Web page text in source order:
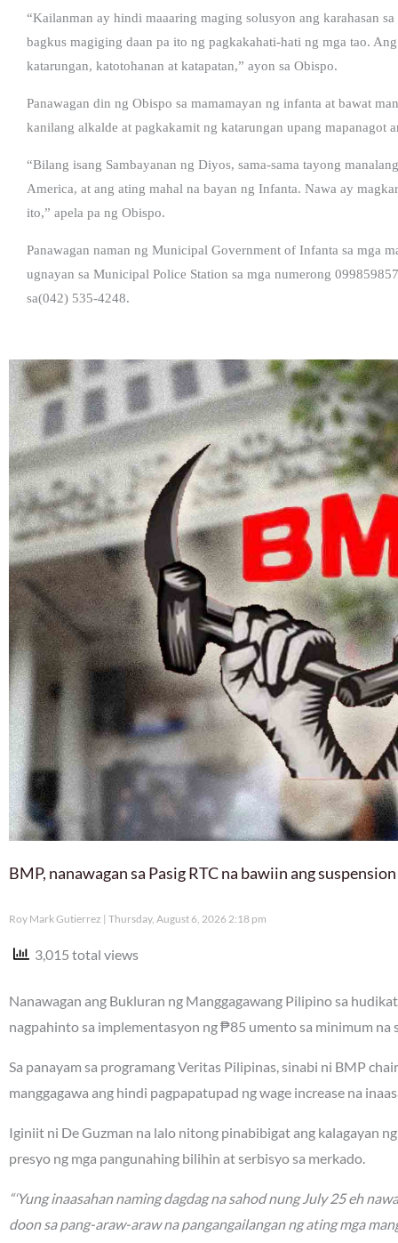
“Kailanman ay hindi maaaring maging solusyon ang karahasan
bagkus magiging daan pa ito ng pagkakahati-hati ng mga tao.
katarungan, katotohanan at katapatan,” ayon sa Obispo.
Panawagan din ng Obispo sa mamamayan ng infanta at bawat
kanilang alkalde at pagkakamit ng katarungan upang mapanagot
“Bilang isang Sambayanan ng Diyos, sama-sama tayong
America, at ang ating mahal na bayan ng Infanta. Nawa ay
ito,” apela pa ng Obispo.
Panawagan naman ng Municipal Government of Infanta sa mga
ugnayan sa Municipal Police Station sa mga numerong
sa(042) 535-4248.
BMP, nanawagan sa Pasig RTC na bawiin ang
Roy Mark Gutierrez Thursday, August 6, 2026 2:18 pm
3,015 total views
Nanawagan ang Bukluran ng Manggagawang Pilipino sa
nagpahinto sa implementasyon ng ₱85 umento sa minimum na
Sa panayam sa programang Veritas Pilipinas, sinabi ni BMP
manggagawa ang hindi pagpapatupad ng wage increase na
Iginiit ni De Guzman na lalo nitong pinabibigat ang kalagayan
presyo ng mga pangunahing bilihin at serbisyo sa merkado.
“‘Yung inaasahan naming dagdag na sahod nung July 25 eh
doon sa pang-araw-araw na pangangailangan ng ating mga